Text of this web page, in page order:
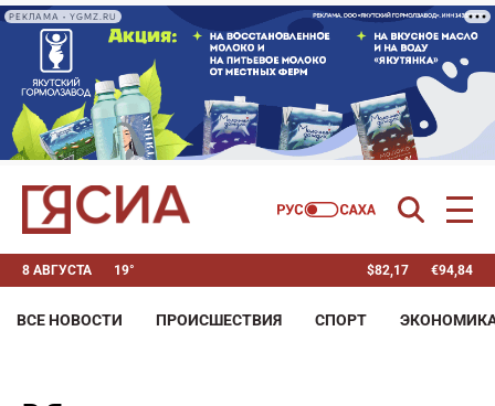
РЕКЛАМА • YGMZ.RU
8 АВГУСТА 19° $82,17 €94,84
ВСЕ НОВОСТИ ПРОИСШЕСТВИЯ СПОРТ